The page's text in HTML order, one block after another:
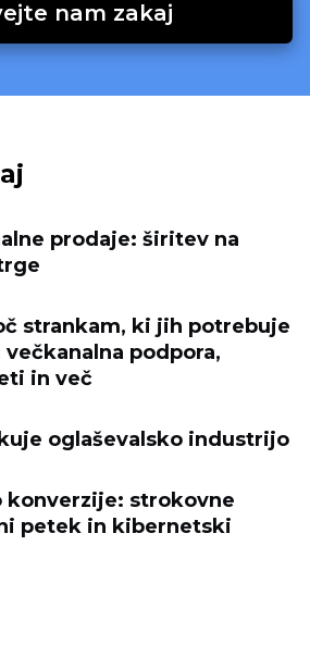
nam zakaj
prodaje: širitev na
strankam, ki jih potrebuje
podpora,
in več
oglaševalsko industrijo
konverzije: strokovne
petek in kibernetski